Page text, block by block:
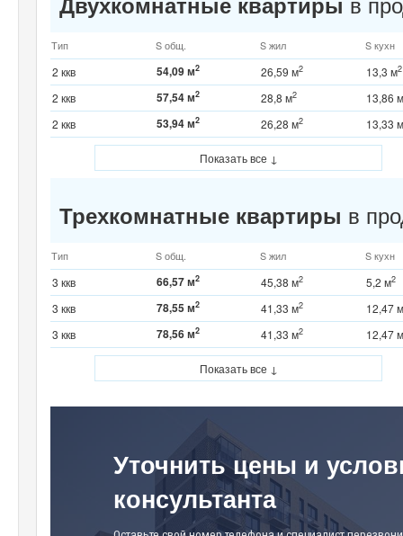
Тип S общ. S жил S кухн
2 ккв 54,09 м2 26,59 м2 13,3 м2
2 ккв 57,54 м2 28,8 м2
13,86 м
2 ккв
53,94 м2 26,28 м2 13,33 м
Показать все ↓
Трехкомнатные квартиры в
Тип S общ. S жил S кухн
3 ккв 66,57 м2 45,38 м2 5,2 м2
3 ккв 78,55 м2 41,33 м2
12,47 м
3 ккв
78,56 м2 41,33 м2 12,47 м
Показать все ↓
Уточнить цены и
консультанта